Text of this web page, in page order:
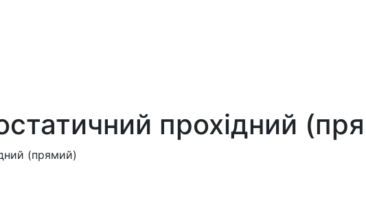
прохідний
(прямий)